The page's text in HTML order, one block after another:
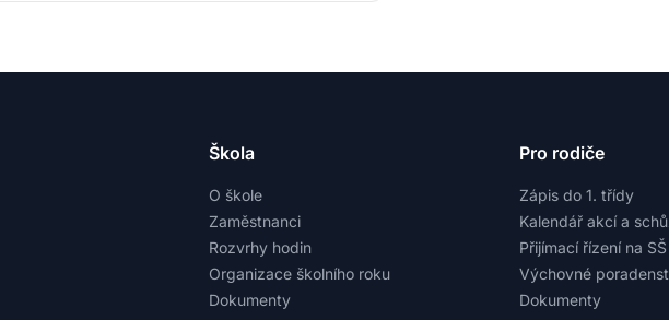
Škola
O škole
Zaměstnanci
Rozvrhy hodin
Organizace školního roku
Dokumenty
Pro rodiče
Zápis do 1. třídy
Kalendář akcí a
Přijímací řízení na SŠ
Výchovné
Dokumenty